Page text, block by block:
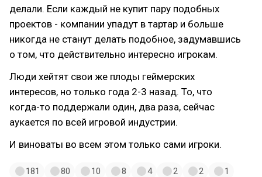
делали. Если каждый не купит пару подобных
проектов - компании упадут в тартар и больше
никогда не станут делать подобное, задумавшись
о том, что действительно интересно игрокам.
Люди хейтят свои же плоды геймерских
интересов, но только года 2-3 назад. То, что
когда-то поддержали один, два раза, сейчас
аукается по всей игровой индустрии.
И виноваты во всем этом только сами игроки.
181 80 10 8 4 2 2 1